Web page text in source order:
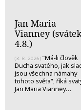
Jan Maria
Vianney
4.8.)
(3. 8. 2026) “Má-li člověk
Ducha svatého, jak
jsou všechna námahy
tohoto světa“, říká
Jan Maria Vianney…